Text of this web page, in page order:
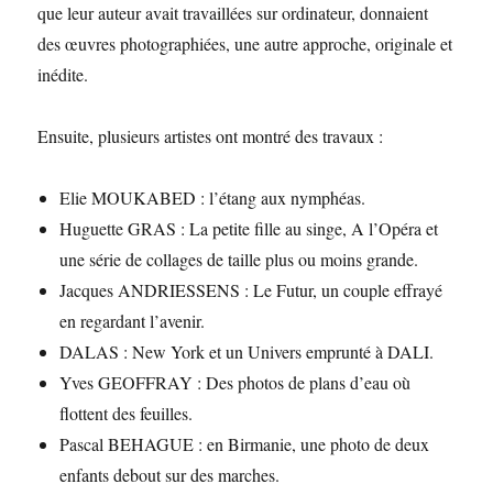
que leur auteur avait travaillées sur ordinateur, donnaient
des œuvres photographiées, une autre approche, originale et
inédite.
Ensuite, plusieurs artistes ont montré des travaux :
Elie MOUKABED : l’étang aux nymphéas.
Huguette GRAS : La petite fille au singe, A l’Opéra et
une série de collages de taille plus ou moins grande.
Jacques ANDRIESSENS : Le Futur, un couple effrayé
en regardant l’avenir.
DALAS : New York et un Univers emprunté à DALI.
Yves GEOFFRAY : Des photos de plans d’eau où
flottent des feuilles.
Pascal BEHAGUE : en Birmanie, une photo de deux
enfants debout sur des marches.